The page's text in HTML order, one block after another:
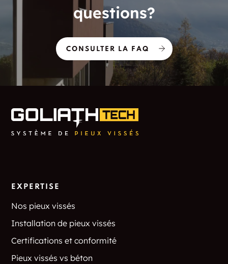
questions?
CONSULTER LA FAQ
EXPERTISE
Nos pieux vissés
Installation de pieux vissés
Certifications et conformité
Pieux vissés vs béton